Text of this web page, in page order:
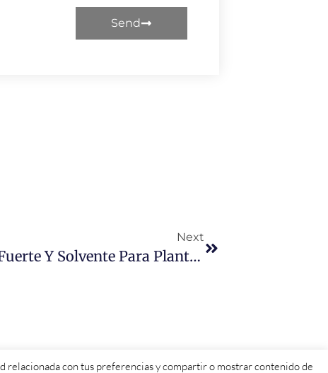
Send
Next
Ana Sánchez: «El PSOE Está Fuerte Y Solvente Para Plantar Cara A La Derecha Más Extrema»
relacionada con tus preferencias y compartir o mostrar contenido de